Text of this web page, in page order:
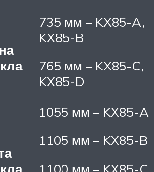
735 мм – KX85-A,
KX85-B
765 мм – KX85-C,
KX85-D
1055 мм – KX85-A
1105 мм – KX85-B
1100 мм – KX85-C